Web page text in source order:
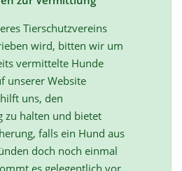
Tierschutzvereins
wird, bitten wir um
vermittelte Hunde
unserer Website
uns, den
zu halten und bietet
falls ein Hund aus
doch noch einmal
es gelegentlich vor,